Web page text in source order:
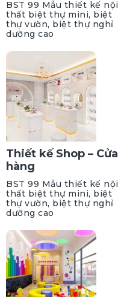
BST 99 Mẫu thiết kế nội
thất biệt thự mini, biệt
thự vườn, biệt thự nghỉ
dưỡng cao
Thiết kế Shop – Cửa
hàng
BST 99 Mẫu thiết kế nội
thất biệt thự mini, biệt
thự vườn, biệt thự nghỉ
dưỡng cao